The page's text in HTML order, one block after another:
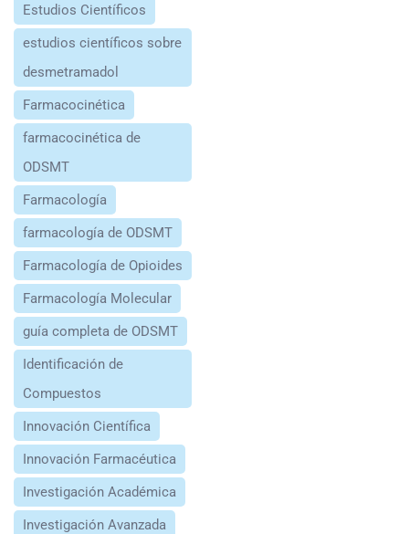
Estudios Científicos
estudios científicos sobre
desmetramadol
Farmacocinética
farmacocinética de
ODSMT
Farmacología
farmacología de ODSMT
Farmacología de Opioides
Farmacología Molecular
guía completa de ODSMT
Identificación de
Compuestos
Innovación Científica
Innovación Farmacéutica
Investigación Académica
Investigación Avanzada